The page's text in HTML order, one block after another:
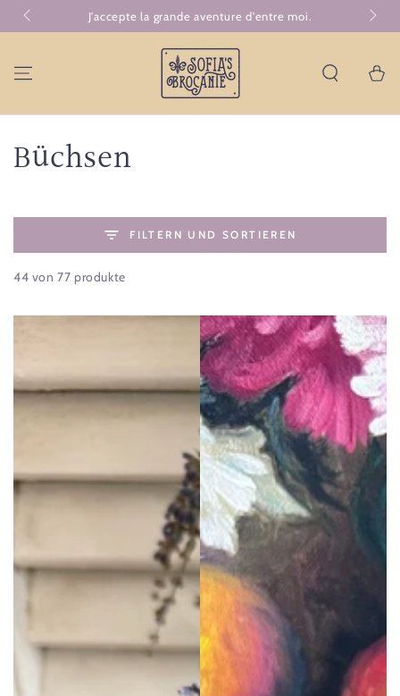
ZUM INHALT
SPRINGEN
J'accepte la grande aventure d'entre moi.
Kollektion:
Büchsen
FILTERN UND SORTIEREN
44 von 77 produkte